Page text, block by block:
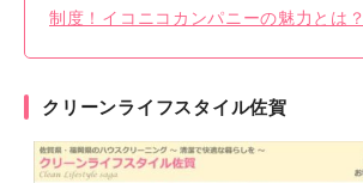
制度！イコニコカンパニーの魅力とは？
クリーンライフスタイル佐賀